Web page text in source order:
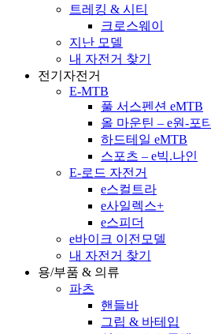
트레킹 & 시티
크로스웨이
지난 모델
내 자전거 찾기
전기자전거
E-MTB
풀 서스펜션 eMTB
올 마운틴 – e원-포티
하드테일 eMTB
스포츠 – e빅.나인
E-로드 자전거
e스컬트라
e사일렉스+
e스피더
e바이크 이전모델
내 자전거 찾기
용/부품 & 의류
파츠
핸들바
그립 & 바테입